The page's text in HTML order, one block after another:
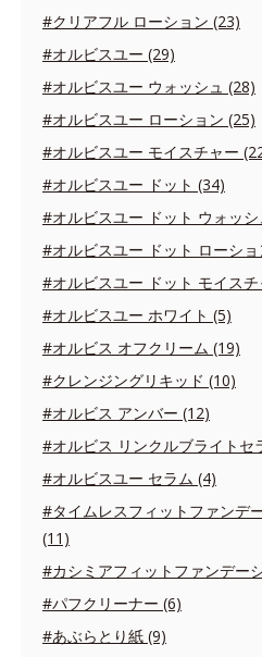
#クリアフル ローション (23)
#オルビスユー (29)
#オルビスユー ウォッシュ (28)
#オルビスユー ローション (25)
#オルビスユー モイスチャー
#オルビスユー ドット (34)
#オルビスユー ドット ウォッシ
#オルビスユー ドット ローショ
#オルビスユー ドット モイス
#オルビスユー ホワイト (5)
#オルビス オフクリーム (19)
#クレンジングリキッド (10)
#オルビス アンバー (12)
#オルビス リンクルブライトセ
#オルビスユー セラム (4)
#タイムレスフィットファンデ
(11)
#カシミアフィットファンデー
#パフクリーナー (6)
#あぶらとり紙 (9)